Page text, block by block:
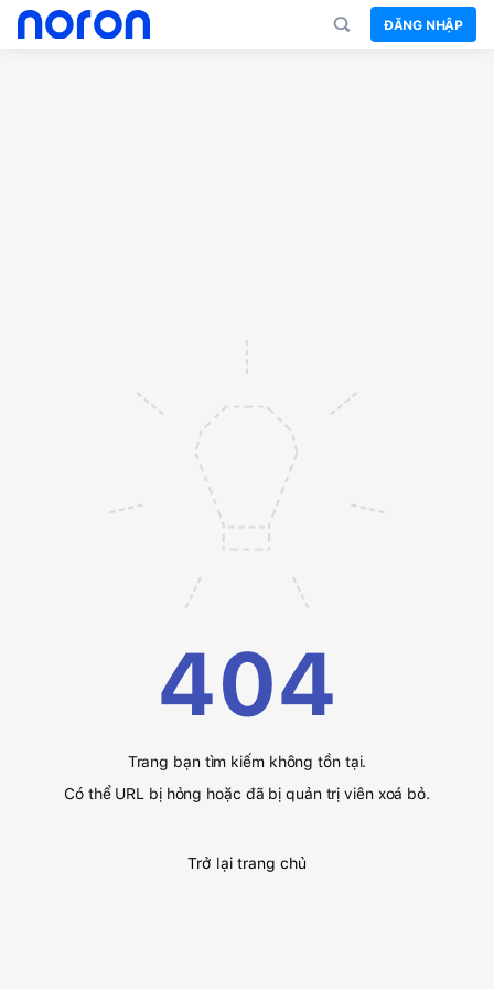
ĐĂNG NHẬP
404
Trang bạn tìm kiếm không tồn tại.
Có thể URL bị hỏng hoặc đã bị quản trị viên xoá bỏ.
Trở lại trang chủ